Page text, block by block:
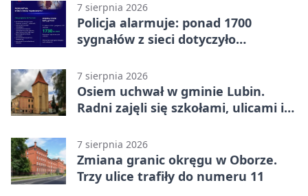
7 sierpnia 2026
Policja alarmuje: ponad 1700
sygnałów z sieci dotyczyło
7 sierpnia 2026
Osiem uchwał w gminie Lubin.
Radni zajęli się szkołami, ulicami i
7 sierpnia 2026
Zmiana granic okręgu w Oborze.
Trzy ulice trafiły do numeru 11